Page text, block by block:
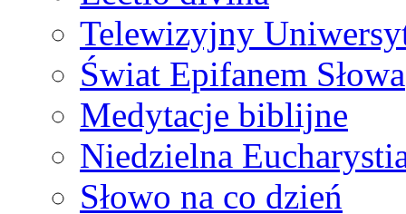
Telewizyjny
Świat Epifanem Słowa
Medytacje biblijne
Niedzielna
Słowo na co dzień